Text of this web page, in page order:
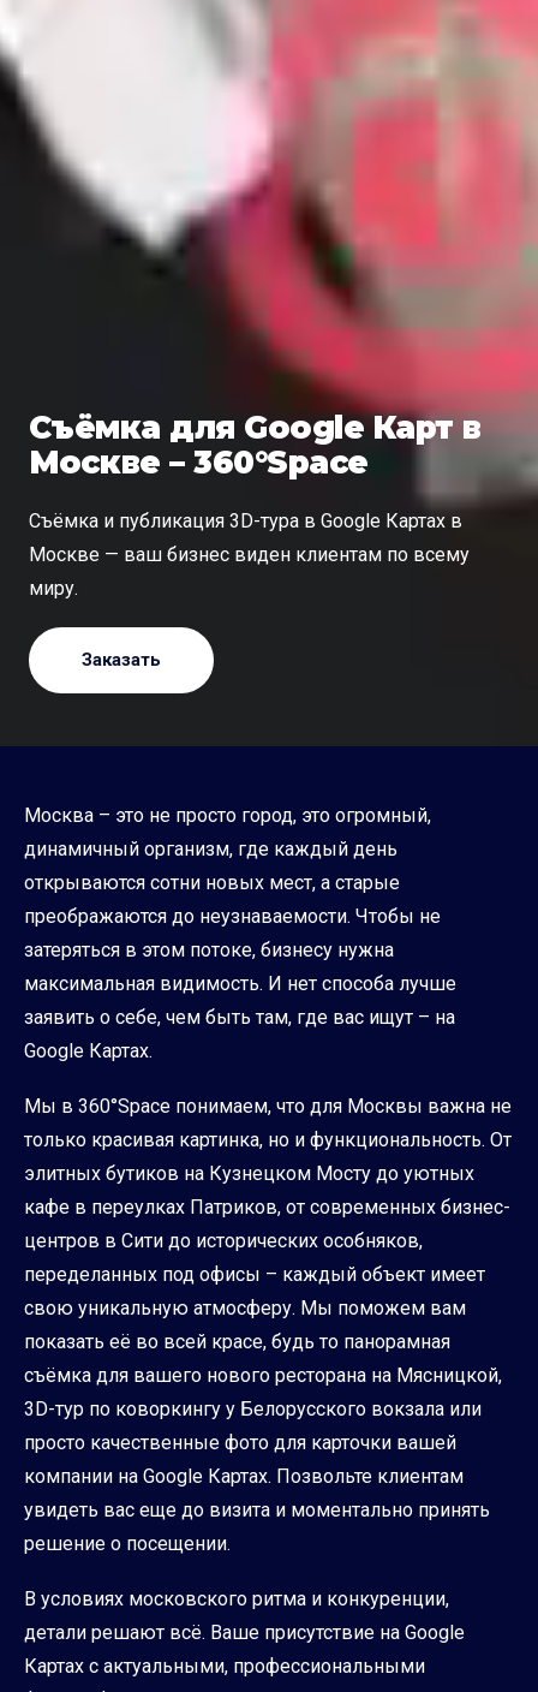
Съёмка для Google Карт в
Москве – 360°Space
Съёмка и публикация 3D-тура в Google Картах в
Москве — ваш бизнес виден клиентам по всему
миру.
Заказать
Москва – это не просто город, это огромный,
динамичный организм, где каждый день
открываются сотни новых мест, а старые
преображаются до неузнаваемости. Чтобы не
затеряться в этом потоке, бизнесу нужна
максимальная видимость. И нет способа лучше
заявить о себе, чем быть там, где вас ищут – на
Google Картах.
Мы в 360°Space понимаем, что для Москвы важна не
только красивая картинка, но и функциональность. От
элитных бутиков на Кузнецком Мосту до уютных
кафе в переулках Патриков, от современных бизнес-
центров в Сити до исторических особняков,
переделанных под офисы – каждый объект имеет
свою уникальную атмосферу. Мы поможем вам
показать её во всей красе, будь то панорамная
съёмка для вашего нового ресторана на Мясницкой,
3D-тур по коворкингу у Белорусского вокзала или
просто качественные фото для карточки вашей
компании на Google Картах. Позвольте клиентам
увидеть вас еще до визита и моментально принять
решение о посещении.
В условиях московского ритма и конкуренции,
детали решают всё. Ваше присутствие на Google
Картах с актуальными, профессиональными